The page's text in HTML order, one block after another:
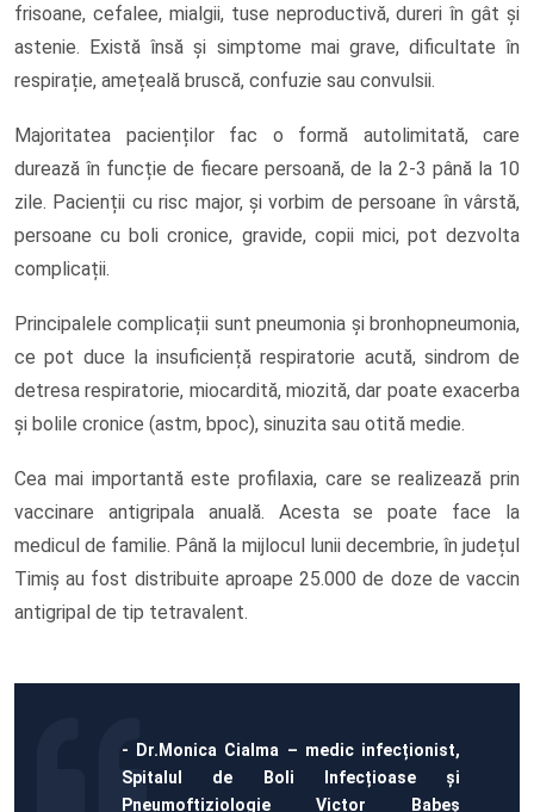
frisoane, cefalee, mialgii, tuse neproductivă, dureri în gât și
astenie. Există însă și simptome mai grave, dificultate în
respirație, amețeală bruscă, confuzie sau convulsii.
Majoritatea pacienților fac o formă autolimitată, care
durează în funcție de fiecare persoană, de la 2-3 până la 10
zile. Pacienții cu risc major, și vorbim de persoane în vârstă,
persoane cu boli cronice, gravide, copii mici, pot dezvolta
complicații.
Principalele complicații sunt pneumonia și bronhopneumonia,
ce pot duce la insuficiență respiratorie acută, sindrom de
detresa respiratorie, miocardită, miozită, dar poate exacerba
și bolile cronice (astm, bpoc), sinuzita sau otită medie.
Cea mai importantă este profilaxia, care se realizează prin
vaccinare antigripala anuală. Acesta se poate face la
medicul de familie. Până la mijlocul lunii decembrie, în județul
Timiș au fost distribuite aproape 25.000 de doze de vaccin
antigripal de tip tetravalent.
- Dr.Monica Cialma – medic infecționist,
Spitalul de Boli Infecțioase și
Pneumoftiziologie Victor Babeș